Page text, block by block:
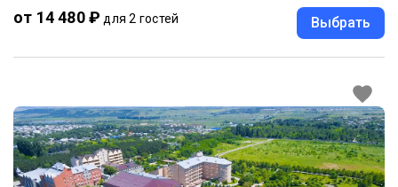
от 14 480 ₽ для 2 гостей Выбрать